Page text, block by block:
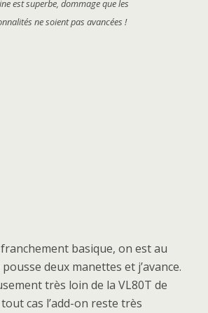
est superbe, dommage que les
ne soient pas avancées !
basique, on est au
deux manettes et j’avance.
très loin de la VL80T de
cas l’add-on reste très